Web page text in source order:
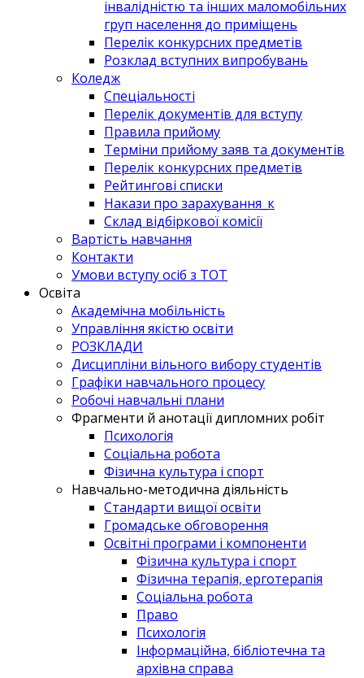
інвалідністю та інших маломобільних
груп населення до приміщень
Перелік конкурсних предметів
Розклад вступних випробувань
Коледж
Спеціальності
Перелік документів для вступу
Правила прийому
Терміни прийому заяв та документів
Перелік конкурсних предметів
Рейтингові списки
Накази про зарахування_к
Склад відбіркової комісії
Вартість навчання
Контакти
Умови вступу осіб з ТОТ
Освіта
Академічна мобільність
Управління якістю освіти
РОЗКЛАДИ
Дисципліни вільного вибору студентів
Графіки навчального процесу
Робочі навчальні плани
Фрагменти й анотації дипломних робіт
Психологія
Соціальна робота
Фізична культура і спорт
Навчально-методична діяльність
Стандарти вищої освіти
Громадське обговорення
Освітні програми і компоненти
Фізична культура і спорт
Фізична терапія, ерготерапія
Соціальна робота
Право
Психологія
Інформаційна, бібліотечна та
архівна справа